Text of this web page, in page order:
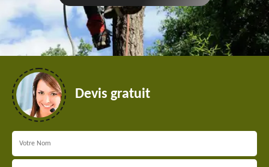
Devis gratuit